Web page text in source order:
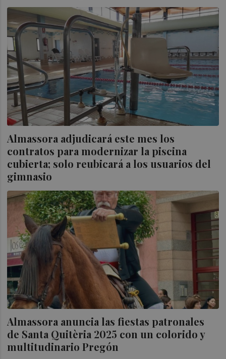
Almassora adjudicará este mes los
contratos para modernizar la piscina
cubierta; solo reubicará a los usuarios del
gimnasio
Almassora anuncia las fiestas patronales
de Santa Quitèria 2025 con un colorido y
multitudinario Pregón